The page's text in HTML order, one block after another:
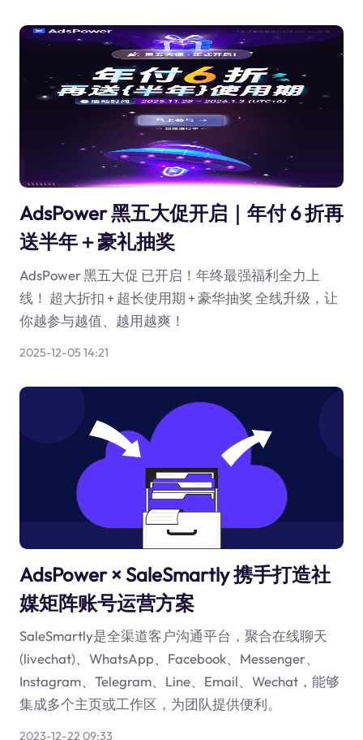
AdsPower 黑五大促开启｜年付 6 折再
送半年＋豪礼抽奖
AdsPower 黑五大促 已开启！年终最强福利全力上
线！ 超大折扣 + 超长使用期 + 豪华抽奖 全线升级，让
你越参与越值、越用越爽！
2025-12-05 14:21
AdsPower × SaleSmartly 携手打造社
媒矩阵账号运营方案
SaleSmartly是全渠道客户沟通平台，聚合在线聊天
(livechat)、WhatsApp、Facebook、Messenger、
Instagram、Telegram、Line、Email、Wechat，能够
集成多个主页或工作区，为团队提供便利。
2023-12-22 09:33